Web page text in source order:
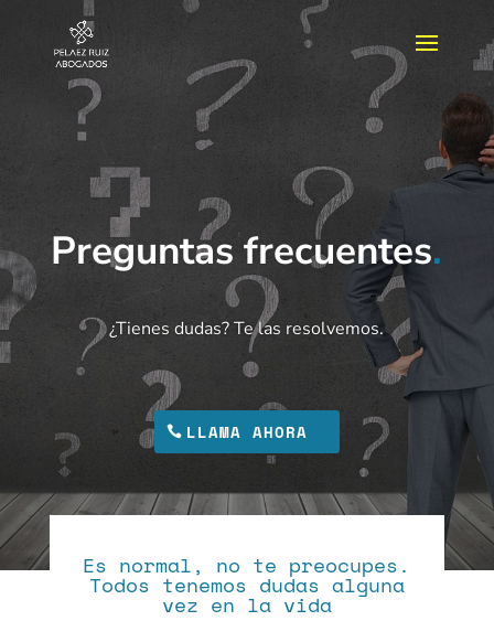
Preguntas frecuentes.
¿Tienes dudas? Te las resolvemos.
LLAMA AHORA
Es normal, no te preocupes.
Todos tenemos dudas alguna
vez en la vida